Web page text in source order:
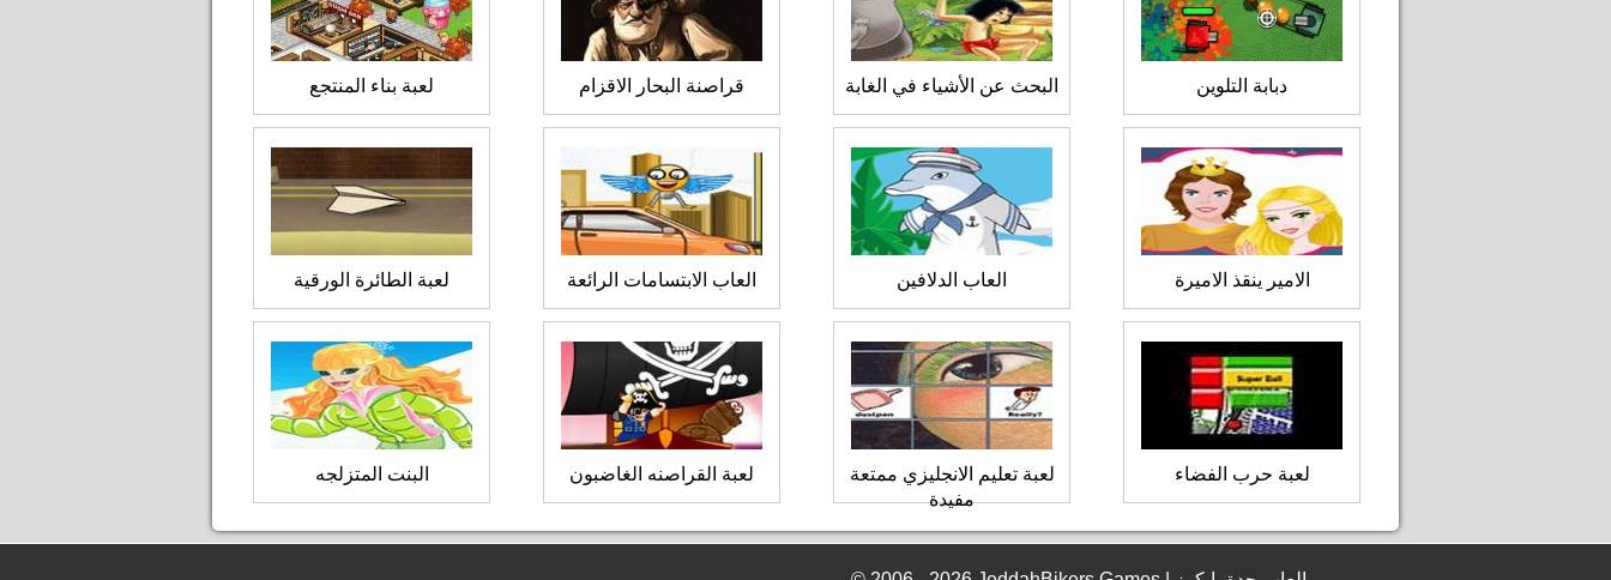
دبابة التلوين البحث عن الأشياء في الغابة قراصنة البحار الاقزام لعبة بناء المنتجع
الامير ينقذ الاميرة العاب الدلافين العاب الابتسامات الرائعة لعبة الطائرة الورقية
لعبة حرب الفضاء
لعبة تعليم الانجليزي ممتعة
مفيدة
لعبة القراصنه الغاضبون البنت المتزلجه